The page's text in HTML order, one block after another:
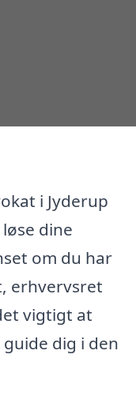
i Jyderup
dine
om du har
erhvervsret
vigtigt at
dig i den